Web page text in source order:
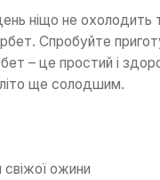
ніщо не охолодить
Спробуйте
– це простий і
ще солодшим.
ожини